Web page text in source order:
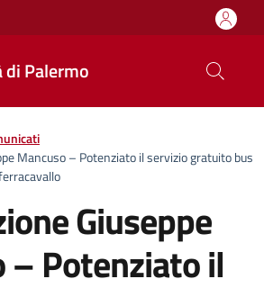
di Palermo
Mancuso – Potenziato il servizio gratuito bus
Giuseppe
– Potenziato il